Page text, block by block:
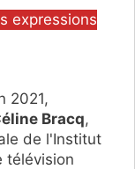
expressions
2021,
Bracq,
de l'Institut
télévision